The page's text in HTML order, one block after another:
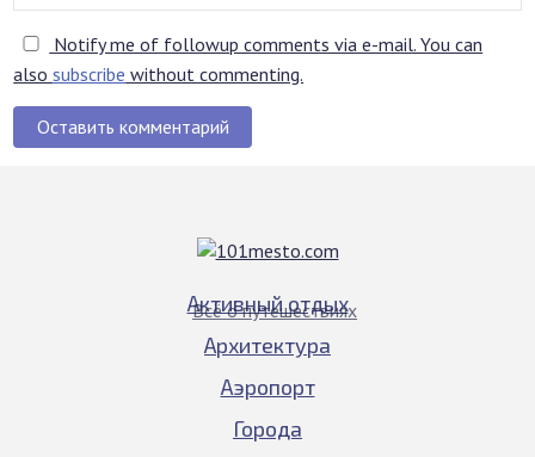
Notify me of followup comments via e-mail. You can
alsosubscribe without commenting.
Оставить комментарий
Всё о путешествиях
Активный отдых
Архитектура
Аэропорт
Города